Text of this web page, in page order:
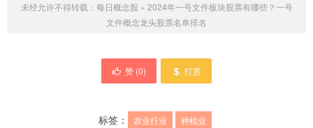
未经允许不得转载： 每日概念股 » 2024年一号文件板块股票有哪些？一号
文件概念龙头股票名单排名
赞 (0) 打赏
标签： 农业行业 种植业